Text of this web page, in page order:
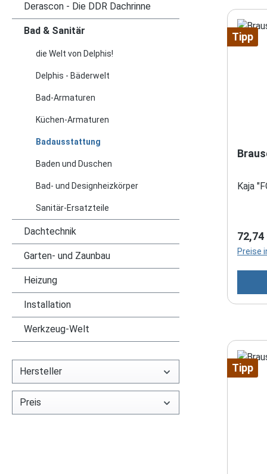
Derascon - Die DDR Dachrinne
Bad & Sanitär
die Welt von Delphis!
Delphis - Bäderwelt
Bad-Armaturen
Küchen-Armaturen
Badausstattung
Baden und Duschen
Bad- und Designheizkörper
Sanitär-Ersatzteile
Dachtechnik
Garten- und Zaunbau
Heizung
Installation
Werkzeug-Welt
Hersteller
Preis
Tipp
Kaja
72,74
Preise
Tipp